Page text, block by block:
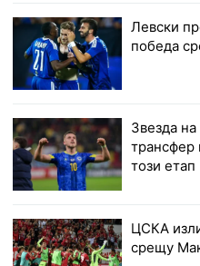
Левски
победа
Звезда
трансфер
този етап
ЦСКА
срещу